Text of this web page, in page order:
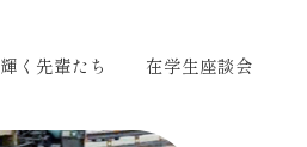
輝く先輩たち 在学生座談会